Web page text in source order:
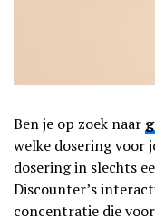
Ben je op zoek naar
welke dosering voor
dosering in slechts
Discounter’s
concentratie die